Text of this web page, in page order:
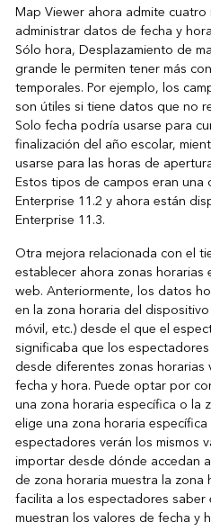
Map Viewer ahora admite
administrar datos de fecha y
Sólo hora, Desplazamiento de
grande le permiten tener más
temporales. Por ejemplo, los
son útiles si tiene datos que no
Solo fecha podría usarse para
finalización del año escolar,
usarse para las horas de
Estos tipos de campos eran una
Enterprise 11.2 y ahora están
Enterprise 11.3.
Otra mejora relacionada con el
establecer ahora zonas horarias
web. Anteriormente, los datos
en la zona horaria del
móvil, etc.) desde el que el
significaba que los
desde diferentes zonas
fecha y hora. Puede optar por
una zona horaria específica o la
elige una zona horaria
espectadores verán los mismos
importar desde dónde accedan
de zona horaria muestra la
facilita a los espectadores
muestran los valores de fecha y